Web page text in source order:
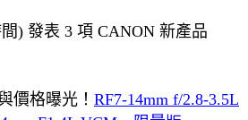
) 發表 3 項 CANON 新產品
價格曝光！ RF7-14mm f/2.8-3.5L